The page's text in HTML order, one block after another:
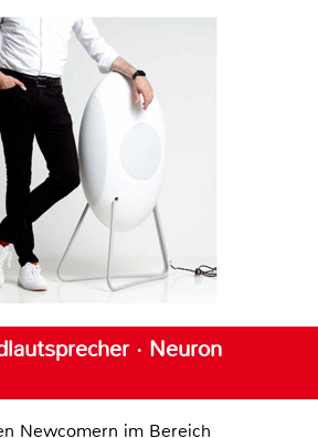
· Neuron
Newcomern im Bereich